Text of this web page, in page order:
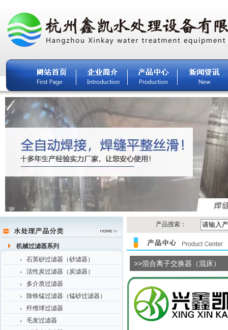
机械过滤器系列
石英砂过滤器（砂滤器）
活性炭过滤器（炭滤器）
多介质过滤器
除铁锰过滤器（锰砂过滤器）
纤维球过滤器
毛发过滤器
产品搜索：
>>混合离子交换器（混床）